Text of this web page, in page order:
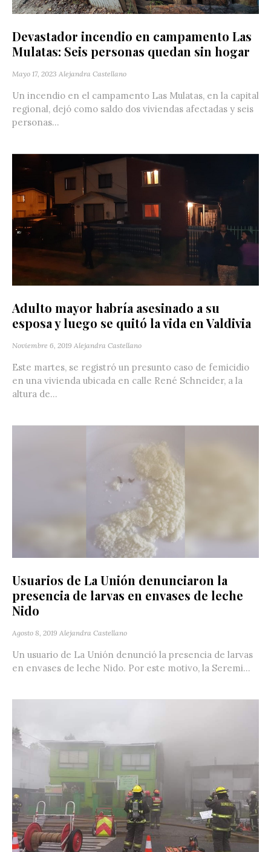
Devastador incendio en campamento Las
Mulatas: Seis personas quedan sin hogar
Mayo 17, 2023 Alejandra Castellano
Un incendio en el campamento Las Mulatas, en la capital
regional, dejó como saldo dos viviendas afectadas y seis
personas...
Adulto mayor habría asesinado a su
esposa y luego se quitó la vida en Valdivia
Noviembre 6, 2019 Alejandra Castellano
Este martes, se registró un presunto caso de femicidio
en una vivienda ubicada en calle René Schneider, a la
altura de...
Usuarios de La Unión denunciaron la
presencia de larvas en envases de leche
Nido
Agosto 8, 2019 Alejandra Castellano
Un usuario de La Unión denunció la presencia de larvas
en envases de leche Nido. Por este motivo, la Seremi...